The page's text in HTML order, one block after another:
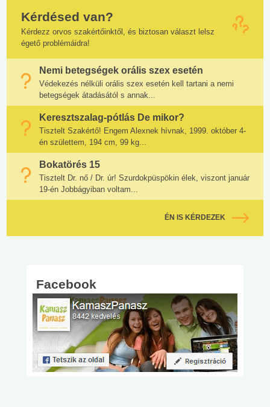
Kérdésed van?
Kérdezz orvos szakértőinktől, és biztosan választ lelsz
égető problémáidra!
Nemi betegségek orális szex esetén
Védekezés nélküli orális szex esetén kell tartani a nemi
betegségek átadásától s annak...
Keresztszalag-pótlás De mikor?
Tisztelt Szakértő! Engem Alexnek hívnak, 1999. október 4-
én születtem, 194 cm, 99 kg...
Bokatörés 15
Tisztelt Dr. nő / Dr. úr! Szurdokpüspökin élek, viszont január
19-én Jobbágyiban voltam...
ÉN IS KÉRDEZEK
Facebook